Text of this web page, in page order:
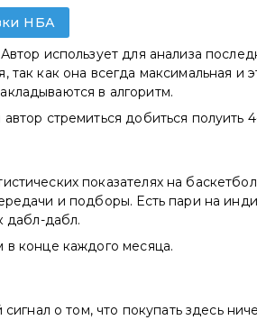
НБА
использует для анализа
так как она всегда максимальная и
в алгоритм.
стремиться добиться полуить
показателях на
и подборы. Есть пари на
дабл-дабл.
в конце каждого месяца.
о том, что покупать здесь